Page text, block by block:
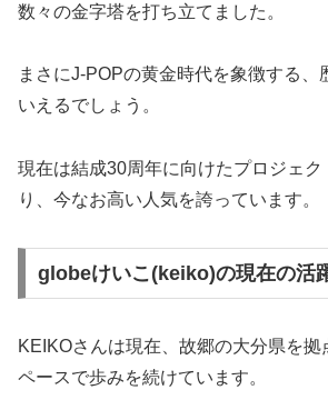
数々の金字塔を打ち立てました。
まさにJ-POPの黄金時代を象徴する、
いえるでしょう。
現在は結成30周年に向けたプロジェク
り、今なお高い人気を誇っています。
globeけいこ(keiko)の現在の活
KEIKOさんは現在、故郷の大分県を拠
ペースで歩みを続けています。